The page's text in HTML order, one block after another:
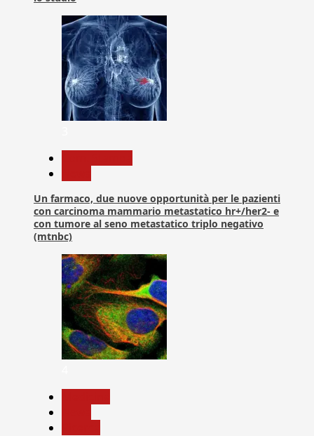
Un farmaco, due nuove opportunità per le pazienti
con carcinoma mammario metastatico hr+/her2- e
con tumore al seno metastatico triplo negativo
(mtnbc)